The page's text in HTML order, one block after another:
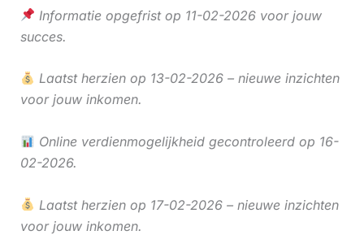
Informatie opgefrist op 11-02-2026 voor jouw
succes.
Laatst herzien op 13-02-2026 – nieuwe inzichten
voor jouw inkomen.
Online verdienmogelijkheid gecontroleerd op 16-
02-2026.
Laatst herzien op 17-02-2026 – nieuwe inzichten
voor jouw inkomen.